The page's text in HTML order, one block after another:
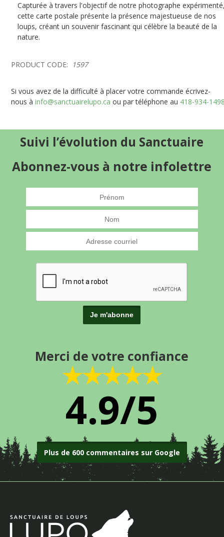
Capturée à travers l'objectif de notre photographe
cette carte postale présente la présence majestueuse de nos
loups, créant un souvenir fascinant qui célèbre la beauté de la
nature.
PRODUCT CODE: 1597
Si vous avez de la difficulté à placer votre commande écrivez-
nous à info@sanctuairelupo.ca ou par téléphone au 418-934-
Suivi l’évolution du Sanctuaire
Abonnez-vous à notre infolettre
Merci de votre confiance
★★★★★
4.9/5
Plus de 600 commentaires sur Google